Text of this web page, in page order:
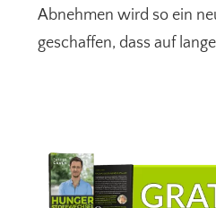
Abnehmen wird so ein
geschaffen, dass auf